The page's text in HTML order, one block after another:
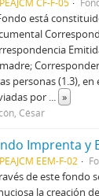
está
personas (1.3), en
por ... »
César
Imprenta y
EEM-F-02
de este fondo
la creación